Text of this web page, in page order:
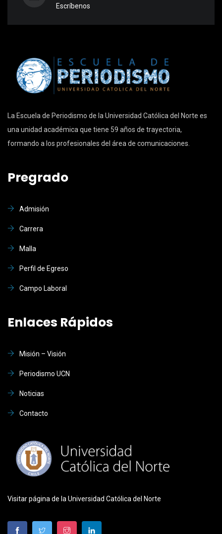
Escríbenos
La Escuela de Periodismo de la Universidad Católica del Norte es
una unidad académica que tiene 59 años de trayectoria,
formando a los profesionales del área de comunicaciones.
Pregrado
Admisión
Carrera
Malla
Perfil de Egreso
Campo Laboral
Enlaces Rápidos
Misión – Visión
Periodismo UCN
Noticias
Contacto
Visitar página de la Universidad Católica del Norte